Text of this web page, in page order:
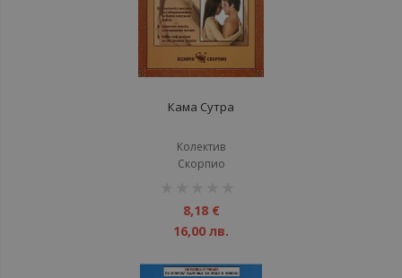
Кама Сутра
Колектив
Скорпио
8,18 €
16,00 лв.